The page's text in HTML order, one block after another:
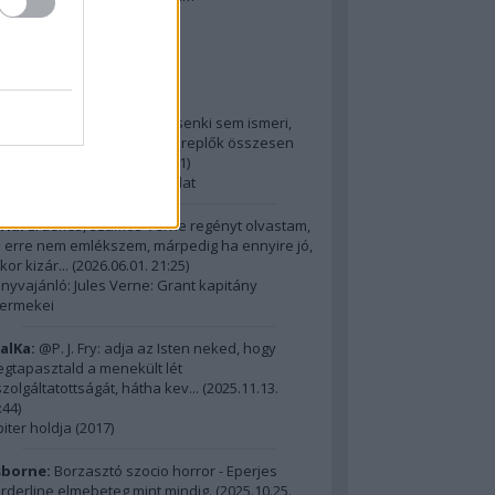
2014 ComingSoon - 5. rész
topikok
@Alick: Az Őslakót kb. senki sem ismeri,
hatalmas film, az itt szereplők összesen
2026.06.01. 21:31)
15 legnagyobb filmes fordulat
Érdekes, számos Verne regényt olvastam,
erre nem emlékszem, márpedig ha ennyire jó,
kizár... (2026.06.01. 21:25)
Jules Verne: Grant kapitány
@P. J. Fry: adja az Isten neked, hogy
a menekült lét
hátha kev... (2025.11.13.
)
holdja (2017)
Borzasztó szocio horror - Eperjes
elmebeteg mint mindig. (2025.10.25.